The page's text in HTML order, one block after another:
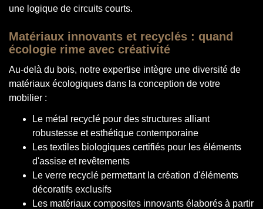
une logique de circuits courts.
Matériaux innovants et recyclés : quand
écologie rime avec créativité
Au-delà du bois, notre expertise intègre une diversité de
matériaux écologiques dans la conception de votre
mobilier :
Le métal recyclé pour des structures alliant
robustesse et esthétique contemporaine
Les textiles biologiques certifiés pour les éléments
d'assise et revêtements
Le verre recyclé permettant la création d'éléments
décoratifs exclusifs
Les matériaux composites innovants élaborés à partir